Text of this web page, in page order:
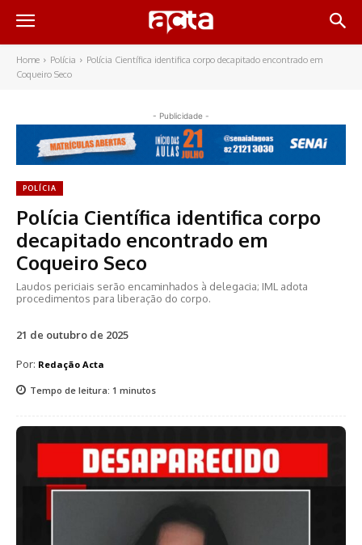
Home Polícia
Polícia Científica identifica corpo decapitado encontrado em
Coqueiro Seco
- Publicidade -
POLÍCIA
Polícia Científica identifica corpo
decapitado encontrado em
Coqueiro Seco
Laudos periciais serão encaminhados à delegacia; IML adota
procedimentos para liberação do corpo.
21 de outubro de 2025
Por: Redação Acta
Tempo de leitura: 1 minutos